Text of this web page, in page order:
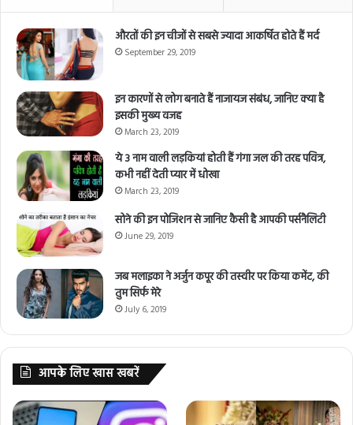
औरतों की इन चीजों से सबसे ज्यादा आकर्षित होते हैं मर्द
September 29, 2019
इन कारणों से लोग बनाते हैं नाजायज संबंध, जानिए क्या है
इसकी मुख्य वजह
March 23, 2019
ये 3 नाम वाली लड़कियां होती हैं गंगा जल की तरह पवित्र,
कभी नहीं देती प्यार में धोखा
March 23, 2019
सोने की इन पोजिशन से जानिए कैसी है आपकी पर्सनैलिटी
June 29, 2019
जब मलाइका ने अर्जुन कपूर की तस्वीर पर किया कमेंट, की
तुम सिर्फ मेरे
July 6, 2019
आपके लिए खास खबरें